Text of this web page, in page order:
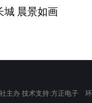
城 晨景如画
主办 技术支持:方正电子